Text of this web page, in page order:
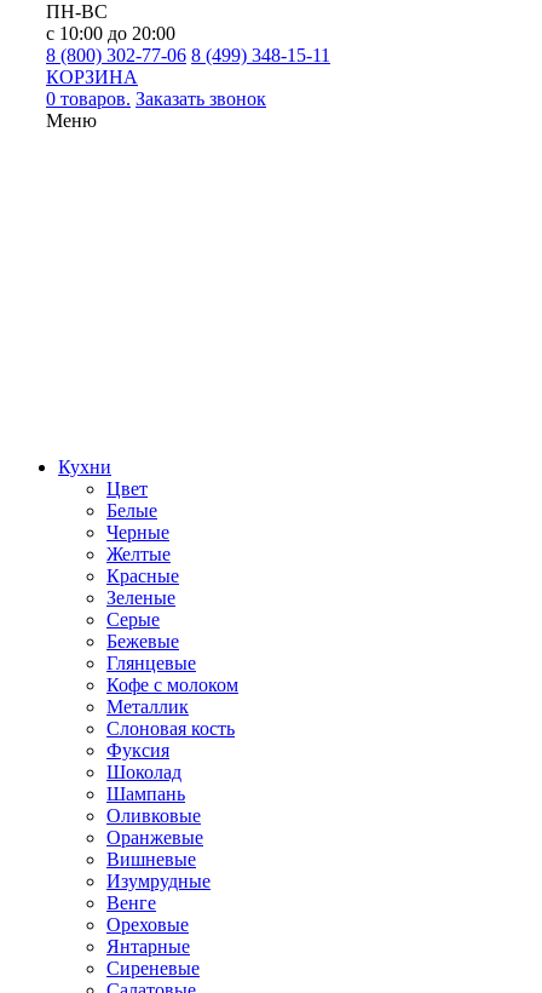
ПН-ВС
с 10:00 до 20:00
8 (800) 302-77-06 8 (499) 348-15-11
КОРЗИНА
0 товаров. Заказать звонок
Меню
Кухни
Цвет
Белые
Черные
Желтые
Красные
Зеленые
Серые
Бежевые
Глянцевые
Кофе с молоком
Металлик
Слоновая кость
Фуксия
Шоколад
Шампань
Оливковые
Оранжевые
Вишневые
Изумрудные
Венге
Ореховые
Янтарные
Сиреневые